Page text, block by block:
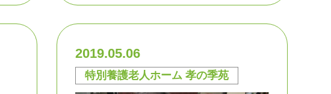
2019.05.06
特別養護老人ホーム 孝の季苑